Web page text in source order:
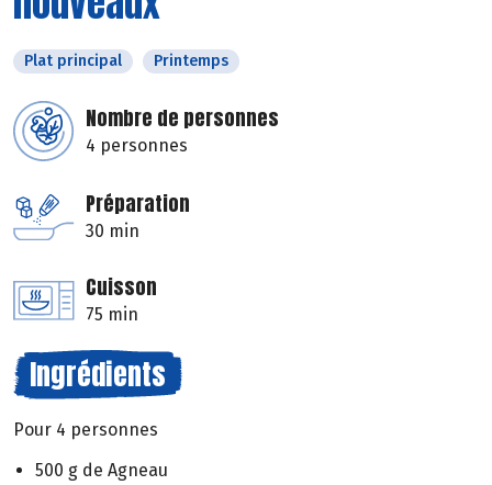
Plat principal Printemps
Nombre de personnes
4 personnes
Préparation
30 min
Cuisson
75 min
Ingrédients
Pour 4 personnes
500 g de Agneau